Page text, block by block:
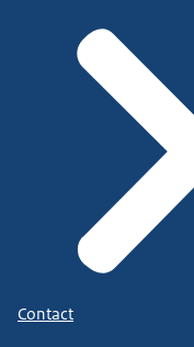
Contact